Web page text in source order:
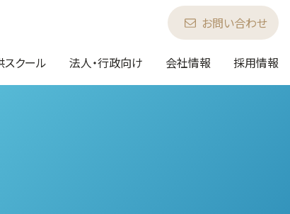
スクール 法人・行政向け 会社情報 採用情報
お問い合わせ